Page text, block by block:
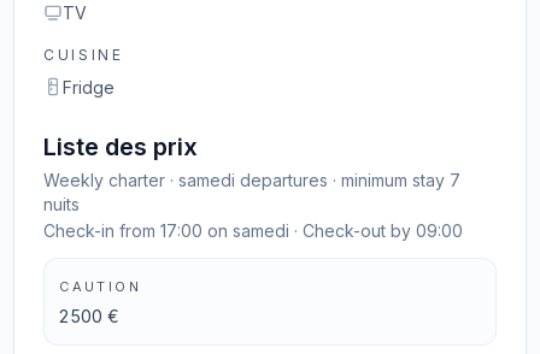
TV
CUISINE
Fridge
Liste des prix
Weekly charter · samedi departures · minimum stay 7
nuits
Check-in from 17:00 on samedi · Check-out by 09:00
CAUTION
2 500 €